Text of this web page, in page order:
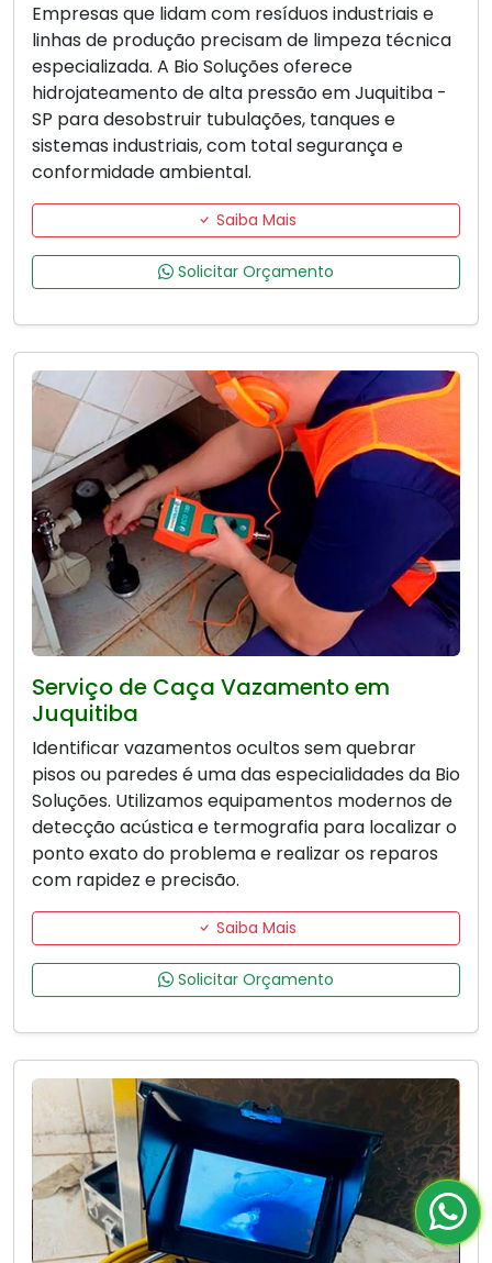
Empresas que lidam com resíduos industriais e
linhas de produção precisam de limpeza técnica
especializada. A Bio Soluções oferece
hidrojateamento de alta pressão em Juquitiba -
SP para desobstruir tubulações, tanques e
sistemas industriais, com total segurança e
conformidade ambiental.
Saiba Mais
Solicitar Orçamento
Serviço de Caça Vazamento em
Juquitiba
Identificar vazamentos ocultos sem quebrar
pisos ou paredes é uma das especialidades da Bio
Soluções. Utilizamos equipamentos modernos de
detecção acústica e termografia para localizar o
ponto exato do problema e realizar os reparos
com rapidez e precisão.
Saiba Mais
Solicitar Orçamento